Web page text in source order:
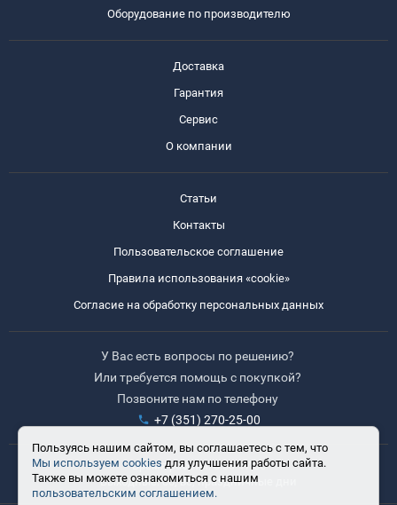
Оборудование по производителю
Доставка
Гарантия
Сервис
О компании
Статьи
Контакты
Пользовательское соглашение
Правила использования «cookie»
Согласие на обработку персональных данных
У Вас есть вопросы по решению?
Или требуется помощь с покупкой?
Позвоните нам по телефону
+7 (351) 270-25-00
Время работы: 8:30-17:30
Выходные: сб, вс, праздничные дни
Пользуясь нашим сайтом, вы соглашаетесь с тем, что
Мы используем cookies для улучшения работы сайта.
Также вы можете ознакомиться с нашим
пользовательским соглашением.